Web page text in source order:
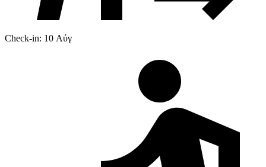
Check-in: 10 Αύγ